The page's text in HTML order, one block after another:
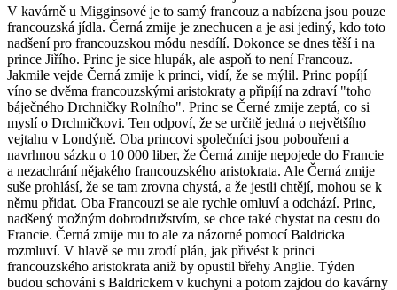
V kavárně u Migginsové je to samý francouz a nabízena jsou pouze
francouzská jídla. Černá zmije je znechucen a je asi jediný, kdo toto
nadšení pro francouzskou módu nesdílí. Dokonce se dnes těší i na
prince Jiřího. Princ je sice hlupák, ale aspoň to není Francouz.
Jakmile vejde Černá zmije k princi, vidí, že se mýlil. Princ popíjí
víno se dvěma francouzskými aristokraty a připíjí na zdraví "toho
báječného Drchničky Rolního". Princ se Černé zmije zeptá, co si
myslí o Drchničkovi. Ten odpoví, že se určitě jedná o největšího
vejtahu v Londýně. Oba princovi společníci jsou pobouřeni a
navrhnou sázku o 10 000 liber, že Černá zmije nepojede do Francie
a nezachrání nějakého francouzského aristokrata. Ale Černá zmije
suše prohlásí, že se tam zrovna chystá, a že jestli chtějí, mohou se k
němu přidat. Oba Francouzi se ale rychle omluví a odchází. Princ,
nadšený možným dobrodružstvím, se chce také chystat na cestu do
Francie. Černá zmije mu to ale za názorné pomocí Baldricka
rozmluví. V hlavě se mu zrodí plán, jak přivést k princi
francouzského aristokrata aniž by opustil břehy Anglie. Týden
budou schováni s Baldrickem v kuchyni a potom zajdou do kavárny